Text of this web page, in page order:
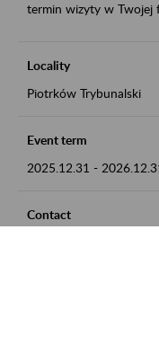
termin wizyty w Twojej
Locality
Piotrków Trybunalski
Event term
2025.12.31 -
Contact